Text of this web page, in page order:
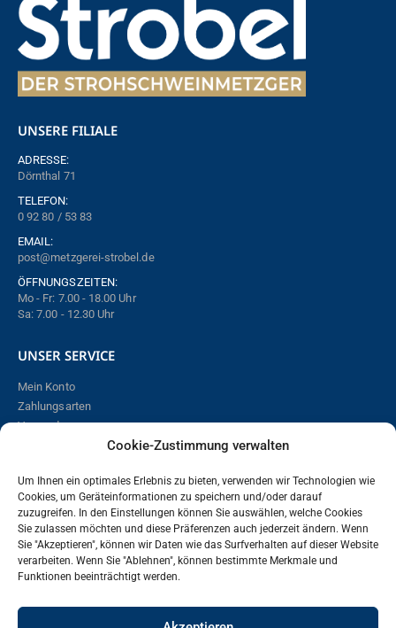
Cookie-Zustimmung verwalten
Um Ihnen ein optimales Erlebnis zu bieten, verwenden wir Technologien wie
Cookies, um Geräteinformationen zu speichern und/oder darauf
zuzugreifen. In den Einstellungen können Sie auswählen, welche Cookies
Sie zulassen möchten und diese Präferenzen auch jederzeit ändern. Wenn
Sie "Akzeptieren", können wir Daten wie das Surfverhalten auf dieser Website
verarbeiten. Wenn Sie "Ablehnen", können bestimmte Merkmale und
Funktionen beeinträchtigt werden.
UNSERE FILIALE
ADRESSE:
Dörnthal 71
TELEFON:
0 92 80 / 53 83
EMAIL:
post@metzgerei-strobel.de
ÖFFNUNGSZEITEN:
Mo - Fr: 7.00 - 18.00 Uhr
Sa: 7.00 - 12.30 Uhr
UNSER SERVICE
Mein Konto
Zahlungsarten
Versand
Online bestellen – so funktioniert´s!
Vertrag widerrufen
RECHTLICHES
Impressum